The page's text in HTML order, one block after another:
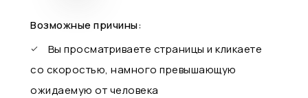
Возможные причины:
Вы просматриваете страницы и кликаете
со скоростью, намного превышающую
ожидаемую от человека